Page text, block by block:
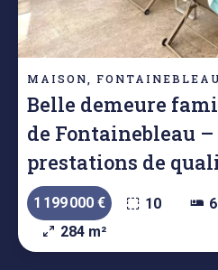
MAISON, FONTAINEBLEAU
Belle demeure
de Fontainebleau
prestations de
1 199 000 € 10 6
284 m²